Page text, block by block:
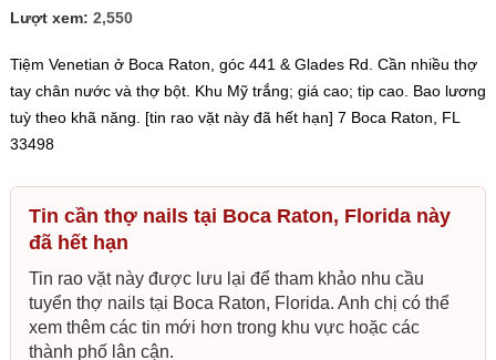
Lượt xem: 2,550
Tiệm Venetian ở Boca Raton, góc 441 & Glades Rd. Cần nhiều thợ
tay chân nước và thợ bột. Khu Mỹ trắng; giá cao; tip cao. Bao lương
tuỳ theo khã năng. [tin rao vặt này đã hết hạn] 7 Boca Raton, FL
33498
Tin cần thợ nails tại Boca Raton, Florida này
đã hết hạn
Tin rao vặt này được lưu lại để tham khảo nhu cầu
tuyển thợ nails tại Boca Raton, Florida. Anh chị có thể
xem thêm các tin mới hơn trong khu vực hoặc các
thành phố lân cận.